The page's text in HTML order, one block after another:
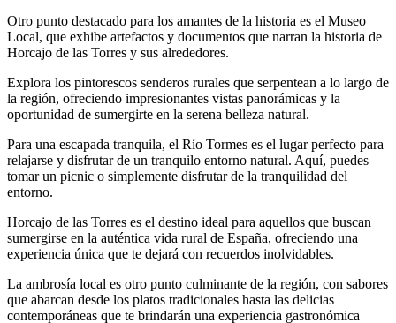
Otro punto destacado para los amantes de la historia es el Museo
Local, que exhibe artefactos y documentos que narran la historia de
Horcajo de las Torres y sus alrededores.
Explora los pintorescos senderos rurales que serpentean a lo largo de
la región, ofreciendo impresionantes vistas panorámicas y la
oportunidad de sumergirte en la serena belleza natural.
Para una escapada tranquila, el Río Tormes es el lugar perfecto para
relajarse y disfrutar de un tranquilo entorno natural. Aquí, puedes
tomar un picnic o simplemente disfrutar de la tranquilidad del
entorno.
Horcajo de las Torres es el destino ideal para aquellos que buscan
sumergirse en la auténtica vida rural de España, ofreciendo una
experiencia única que te dejará con recuerdos inolvidables.
La ambrosía local es otro punto culminante de la región, con sabores
que abarcan desde los platos tradicionales hasta las delicias
contemporáneas que te brindarán una experiencia gastronómica